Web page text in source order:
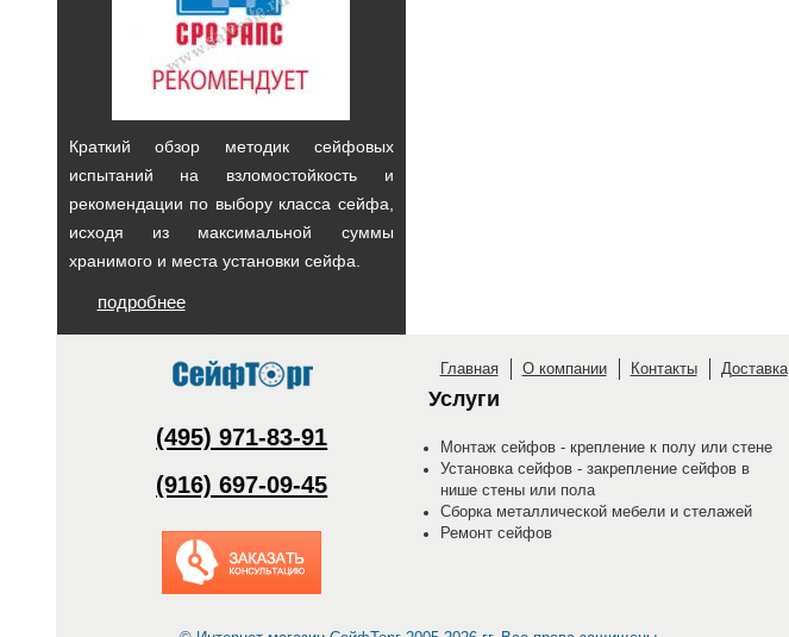
Краткий обзор методик сейфовых
испытаний на взломостойкость и
рекомендации по выбору класса сейфа,
исходя из максимальной суммы
хранимого и места установки сейфа.
подробнее
(495) 971-83-91
(916) 697-09-45
Заказать обратный
звонок
Главная О компании Контакты Доставка
Услуги
Монтаж сейфов - крепление к полу или стене
Установка сейфов - закрепление сейфов в
нише стены или пола
Сборка металлической мебели и стелажей
Ремонт сейфов